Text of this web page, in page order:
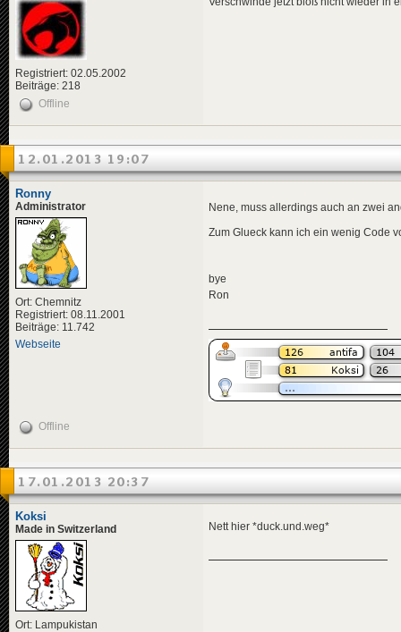
Registriert: 02.05.2002
Beiträge: 218
Offline
12.01.2013 19:07
Ronny
Administrator
Ort: Chemnitz
Registriert: 08.11.2001
Beiträge: 11.742
Webseite
Nene, muss allerdings auch an zwei
Zum Glueck kann ich ein wenig Code
bye
Ron
Offline
17.01.2013 20:37
Koksi
Made in Switzerland
Ort: Lampukistan
Nett hier *duck.und.weg*